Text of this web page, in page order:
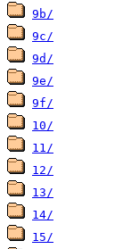
9b/
9c/
9d/
9e/
9f/
10/
11/
12/
13/
14/
15/